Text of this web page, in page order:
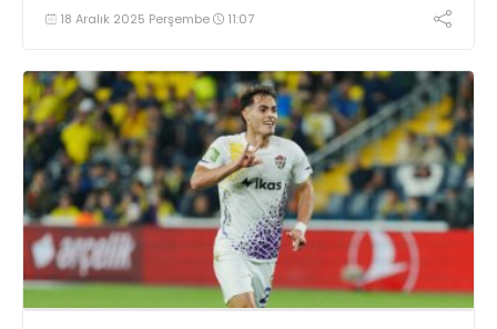
18 Aralık 2025 Perşembe 11:07